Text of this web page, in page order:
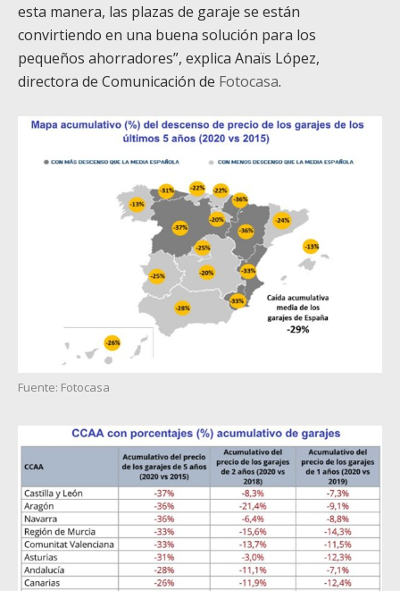
esta manera, las plazas de garaje se están
convirtiendo en una buena solución para los
pequeños ahorradores”, explica Anaïs López,
directora de Comunicación de Fotocasa.
Fuente: Fotocasa